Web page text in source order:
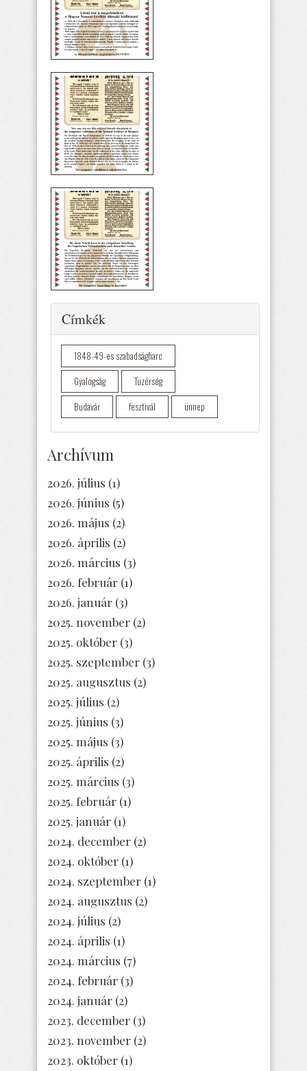
Elrejtés
Címkék
1848-49-es szabadságharc
Gyalogság
Tüzérség
Budavár
fesztivál ünnep
Archívum
2026. július (1)
2026. június (5)
2026. május (2)
2026. április (2)
2026. március (3)
2026. február (1)
2026. január (3)
2025. november (2)
2025. október (3)
2025. szeptember (3)
2025. augusztus (2)
2025. július (2)
2025. június (3)
2025. május (3)
2025. április (2)
2025. március (3)
2025. február (1)
2025. január (1)
2024. december (2)
2024. október (1)
2024. szeptember (1)
2024. augusztus (2)
2024. július (2)
2024. április (1)
2024. március (7)
2024. február (3)
2024. január (2)
2023. december (3)
2023. november (2)
2023. október (1)